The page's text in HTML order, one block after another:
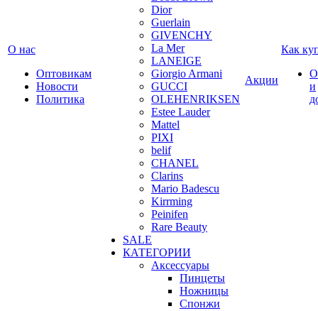
О нас
Оптовикам
Новости
Политика
Dior
Guerlain
GIVENCHY
La Mer
LANEIGE
Giorgio Armani
GUCCI
OLEHENRIKSEN
Estee Lauder
Mattel
PIXI
belif
CHANEL
Clarins
Mario Badescu
Kirrming
Peinifen
Rare Beauty
SALE
КАТЕГОРИИ
Аксессуары
Пинцеты
Ножницы
Спонжи
Акции
Как
и